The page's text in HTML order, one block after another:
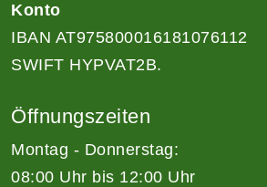
Konto
IBAN AT975800016181076112
SWIFT HYPVAT2B.
Öffnungszeiten
Montag - Donnerstag:
08:00 Uhr bis 12:00 Uhr